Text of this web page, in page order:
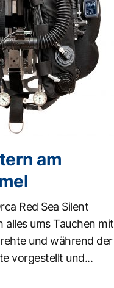
am
Red Sea Silent
alles ums Tauchen mit
und während der
vorgestellt und...